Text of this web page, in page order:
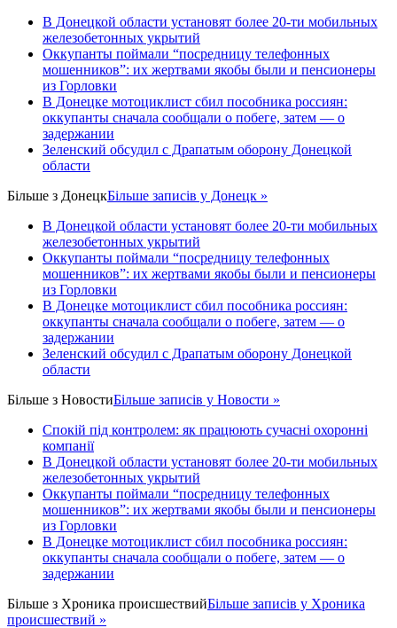
В Донецкой области установят более 20-ти мобильных
железобетонных укрытий
Оккупанты поймали “посредницу телефонных
мошенников”: их жертвами якобы были и пенсионеры
из Горловки
В Донецке мотоциклист сбил пособника россиян:
оккупанты сначала сообщали о побеге, затем — о
задержании
Зеленский обсудил с Драпатым оборону Донецкой
области
Більше з ДонецкБільше записів у Донецк »
В Донецкой области установят более 20-ти мобильных
железобетонных укрытий
Оккупанты поймали “посредницу телефонных
мошенников”: их жертвами якобы были и пенсионеры
из Горловки
В Донецке мотоциклист сбил пособника россиян:
оккупанты сначала сообщали о побеге, затем — о
задержании
Зеленский обсудил с Драпатым оборону Донецкой
области
Більше з НовостиБільше записів у Новости »
Спокій під контролем: як працюють сучасні охоронні
компанії
В Донецкой области установят более 20-ти мобильных
железобетонных укрытий
Оккупанты поймали “посредницу телефонных
мошенников”: их жертвами якобы были и пенсионеры
из Горловки
В Донецке мотоциклист сбил пособника россиян:
оккупанты сначала сообщали о побеге, затем — о
задержании
Більше з Хроника происшествийБільше записів у Хроника
происшествий »